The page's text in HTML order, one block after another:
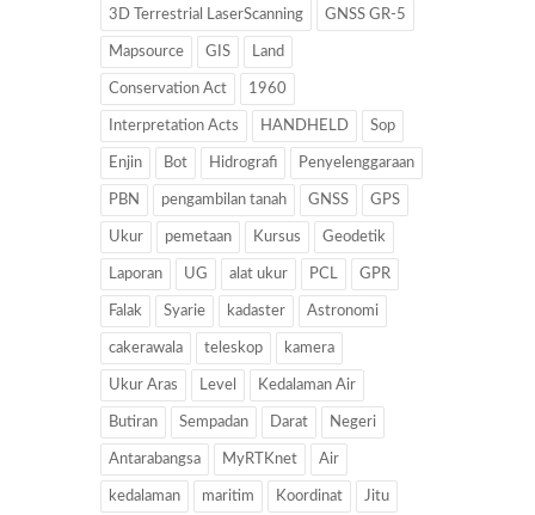
3D Terrestrial LaserScanning GNSS GR-5
Mapsource GIS Land
Conservation Act 1960
Interpretation Acts HANDHELD Sop
Enjin Bot Hidrografi Penyelenggaraan
PBN pengambilan tanah GNSS GPS
Ukur pemetaan Kursus Geodetik
Laporan UG alat ukur PCL GPR
Falak Syarie kadaster Astronomi
cakerawala teleskop kamera
Ukur Aras Level Kedalaman Air
Butiran Sempadan Darat Negeri
Antarabangsa MyRTKnet Air
kedalaman maritim Koordinat Jitu